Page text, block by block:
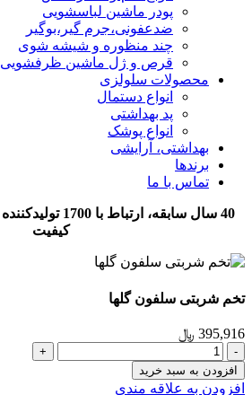
پودر ماشین لباسشویی
ضدعفونی،جرم گیر،بوگیر
چند منظوره و شیشه شوی
قرص و ژل ماشین ظرفشویی
محصولات سلولزی
انواع دستمال
پد بهداشتی
انواع پوشک
بهداشتی، آرایشی
برندها
تماس با ما
کیفیت
تخم شربتی سلفون گلها
395,916 ﷼
تخم
شربتی
سلفون
افزودن به سبد خرید
افزودن به علاقه مندی